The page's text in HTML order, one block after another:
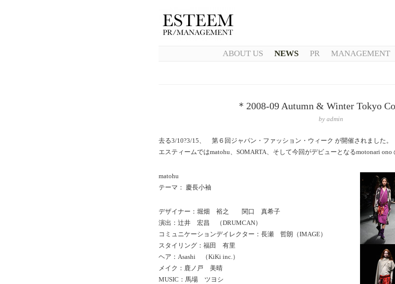
ABOUT US NEWS PR MANAGEMENT
＊2008-09 Autumn & Winter Tokyo
by admin
去る3/10?3/15、 第６回ジャパン・ファッション・ウィーク が開催されました。
エスティームではmatohu、SOMARTA、そして今回がデビューとなるmotonari ono
matohu
テーマ： 慶長小袖
デザイナー：堀畑 裕之 関口 真希子
演出：辻井 宏昌 （DRUMCAN）
コミュニケーションデイレクター：長瀬 哲朗（IMAGE）
スタイリング：福田 有里
ヘア：Asashi （KiKi inc.）
メイク：鹿ノ戸 美晴
MUSIC：馬場 ツヨシ